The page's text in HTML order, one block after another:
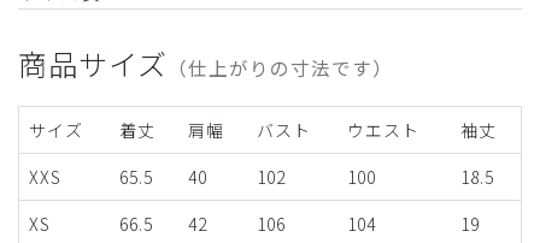
商品サイズ （仕上がりの寸法です）
サイズ 着丈 肩幅 バスト ウエスト
袖丈
XXS
65.5 40 102 100
18.5
XS
66.5 42 106 104
19